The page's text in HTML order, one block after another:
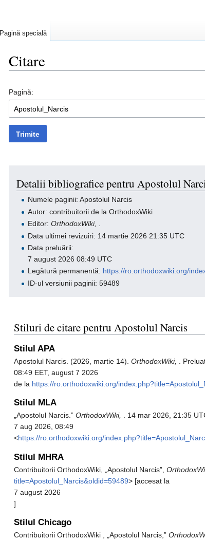
Citare
Pagină:
Trimite
Detalii bibliografice pentru Apostolul
Numele paginii: Apostolul Narcis
Autor: contribuitorii de la OrthodoxWiki
Editor:OrthodoxWiki, .
Data ultimei revizuiri: 14 martie 2026 21:35 UTC
Data preluării:
7 august 2026 08:49 UTC
Legătură permanentă: https://ro.orthodoxwiki.org/
ID-ul versiunii paginii: 59489
Stiluri de citare pentru Apostolul Narcis
Stilul APA
Apostolul Narcis. (2026, martie 14). OrthodoxWiki,
.
08:49 EET, august 7 2026
de la https://ro.orthodoxwiki.org/
Stilul MLA
„Apostolul Narcis.” OrthodoxWiki, . 14 mar 2026, 21:35
7 aug 2026, 08:49
<https://ro.orthodoxwiki.org/
Stilul MHRA
Contribuitorii OrthodoxWiki, „Apostolul Narcis”,
title=Apostolul_Narcis&oldid=59489> [accesat la
7 august 2026
]
Stilul Chicago
Contribuitorii OrthodoxWiki , „Apostolul Narcis,”
Pagină specială